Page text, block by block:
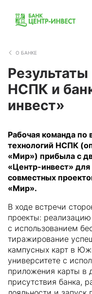
О БАНКЕ
НСПК и
инвест»
Рабочая команда
технологий НСПК
«Мир») прибыла с
«Центр-инвест»
совместных
«Мир».
В ходе встречи
проекты:
с использованием
тиражирование
кампусных карт в
университете с
приложения карты в
присутствия банка,